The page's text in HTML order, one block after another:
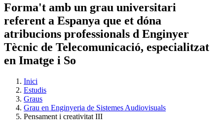
Forma't amb un grau universitari
referent a Espanya que et dóna
atribucions professionals d Enginyer
Tècnic de Telecomunicació, especialitzat
en Imatge i So
Inici
Estudis
Graus
Grau en Enginyeria de Sistemes Audiovisuals
Pensament i creativitat III